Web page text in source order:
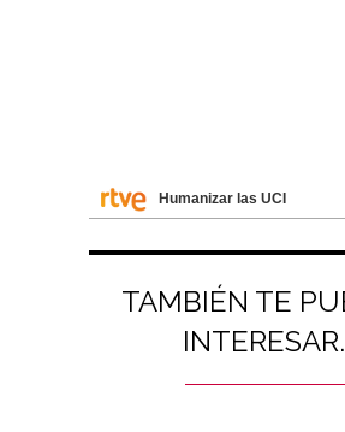
Humanizar las UCI
TAMBIÉN TE